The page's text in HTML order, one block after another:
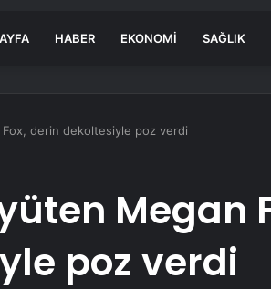
HABER EKONOMI SAĞLIK
derin dekoltesiyle poz verdi
Megan
poz verdi